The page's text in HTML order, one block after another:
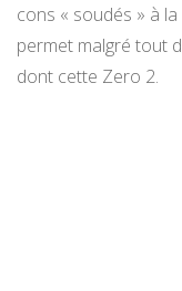
cons « soudés » à
permet malgré tout
dont cette Zero 2.